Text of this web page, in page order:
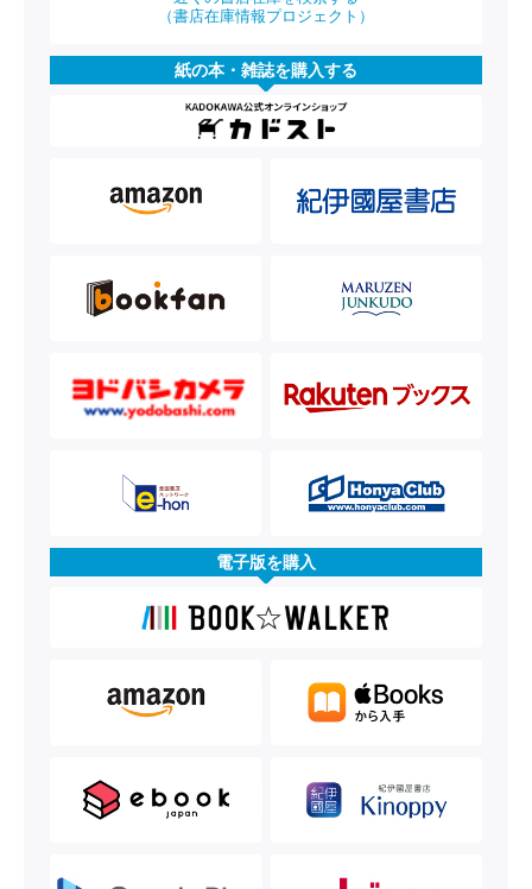
（書店在庫情報プロジェクト）
紙の本・雑誌を購入する
電子版を購入